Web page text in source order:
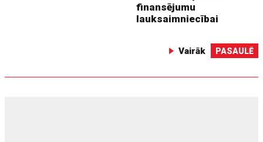
finansējumu
lauksaimniecībai
Vairāk PASAULĒ